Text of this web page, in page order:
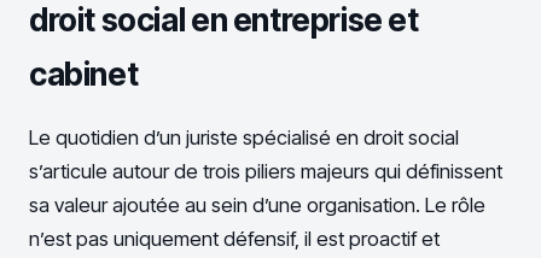
droit social en entreprise et
cabinet
Le quotidien d’un juriste spécialisé en droit social
s’articule autour de trois piliers majeurs qui définissent
sa valeur ajoutée au sein d’une organisation. Le rôle
n’est pas uniquement défensif, il est proactif et